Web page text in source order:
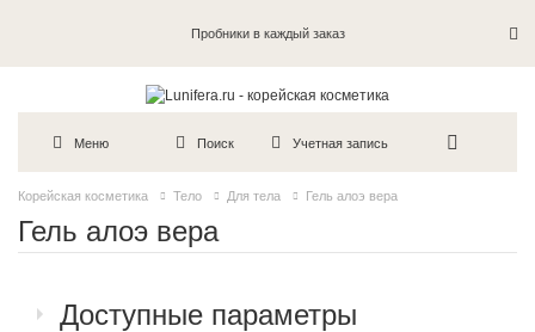
Пробники в каждый заказ
Меню Поиск Учетная запись
Корейская косметика Тело Для тела Гель алоэ вера
Гель алоэ вера
Доступные параметры